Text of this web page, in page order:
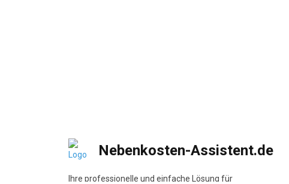
Nebenkosten-Assistent.de
Ihre professionelle und einfache Lösung für